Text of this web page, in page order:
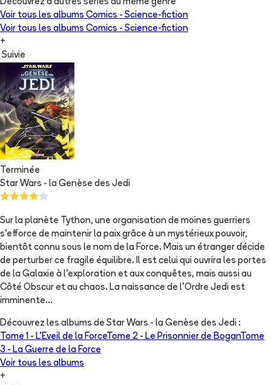
Découvrez d'autres séries du même genre
Voir tous les albums Comics - Science-fiction
Voir tous les albums Comics - Science-fiction
+
Suivie
Terminée
Star Wars - la Genèse des Jedi
Sur la planète Tython, une organisation de moines guerriers
s’efforce de maintenir la paix grâce à un mystérieux pouvoir,
bientôt connu sous le nom de la Force. Mais un étranger décide
de perturber ce fragile équilibre. Il est celui qui ouvrira les portes
de la Galaxie à l’exploration et aux conquêtes, mais aussi au
Côté Obscur et au chaos. La naissance de l’Ordre Jedi est
imminente...
Découvrez les albums de Star Wars - la Genèse des Jedi :
Tome 1 - L'Eveil de la ForceTome 2 - Le Prisonnier de BoganTome
3 - La Guerre de la Force
Voir tous les albums
+